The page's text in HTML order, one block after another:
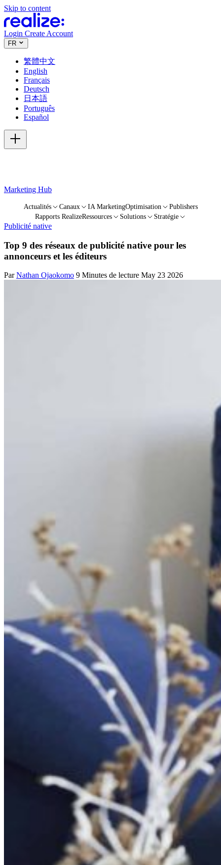
Skip to content
Login Create Account
FR
繁體中文
English
Français
Deutsch
日本語
Português
Español
Marketing Hub
Actualités Canaux IA MarketingOptimisation
Publishers
Rapports RealizeRessources Solutions Stratégie
Publicité native
Top 9 des réseaux de publicité native pour les
annonceurs et les éditeurs
Par Nathan Ojaokomo 9 Minutes de lecture May 23 2026